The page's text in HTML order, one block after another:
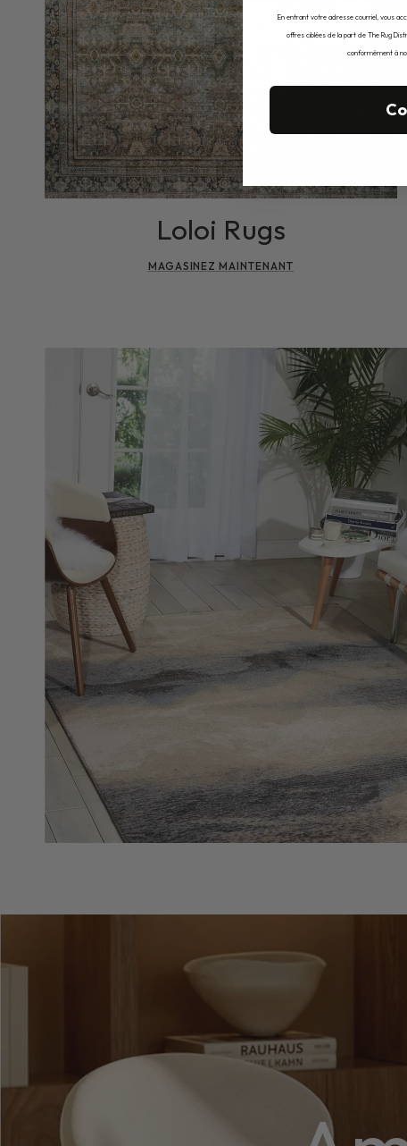
Loloi Rugs
MAGASINEZ MAINTENANT
En entrant votre adresse courriel, vous
offres ciblées de la part de The Rug
conformément à